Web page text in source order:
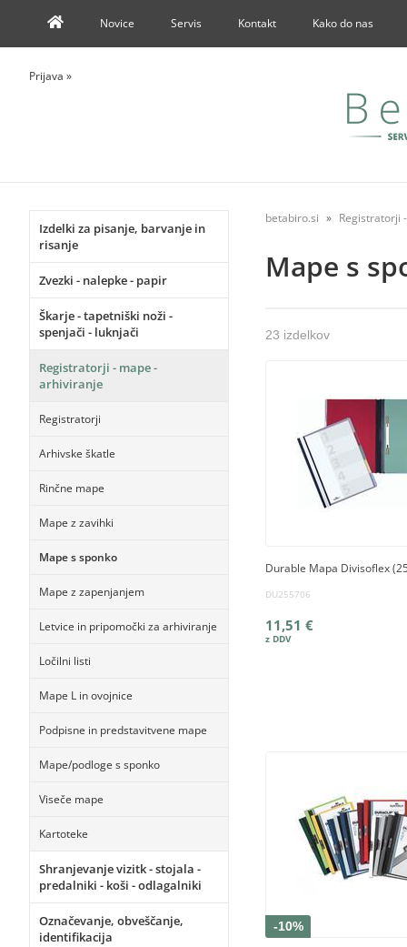
Novice Servis Kontakt Kako do nas
Prijava »
Izdelki za pisanje, barvanje in
risanje
Zvezki - nalepke - papir
Škarje - tapetniški noži -
spenjači - luknjači
Registratorji - mape -
arhiviranje
Registratorji
Arhivske škatle
Rinčne mape
Mape z zavihki
Mape s sponko
Mape z zapenjanjem
Letvice in pripomočki za arhiviranje
Ločilni listi
Mape L in ovojnice
Podpisne in predstavitvene mape
Mape/podloge s sponko
Viseče mape
Kartoteke
Shranjevanje vizitk - stojala -
predalniki - koši - odlagalniki
Označevanje, obveščanje,
identifikacija
betabiro.si Registratorji
Mape s
23 izdelkov
Durable Mapa Divisoflex
DU255706
11,51 €
-10%